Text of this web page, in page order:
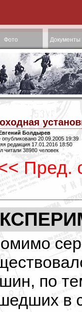
Фото Документы
Болдырев
20.09.2005 19:39
редакция 17.01.2016 18:50
читали 38980 человек
Пред.
по
в